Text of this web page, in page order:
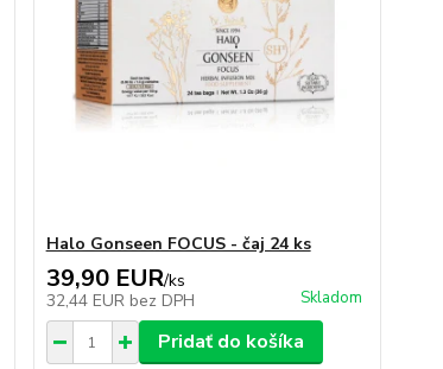
Halo Gonseen FOCUS - čaj 24 ks
39,90 EUR/ks
32,44 EUR bez DPH Skladom
Pridať do košíka